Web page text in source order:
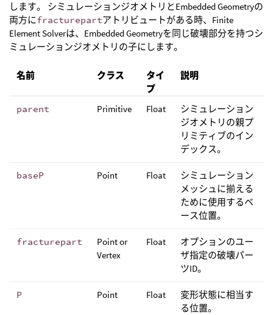
します。 シミュレーションジオメトリとEmbedded Geometryの
両方にfracturepartアトリビュートがある時、Finite
Element Solverは、Embedded Geometryを同じ破壊部分を持つシ
ミュレーションジオメトリの子にします。
名前 クラス
タイ
プ
説明
parent Primitive Float
シミュレーション
ジオメトリの親プ
リミティブのイン
デックス。
baseP Point Float
シミュレーション
メッシュに揃える
ために使用するベ
ース位置。
fracturepart
Point or
Vertex
Float
オプションのユー
ザ指定の破壊パー
ツID。
P Point Float
変形状態に相当す
る位置。